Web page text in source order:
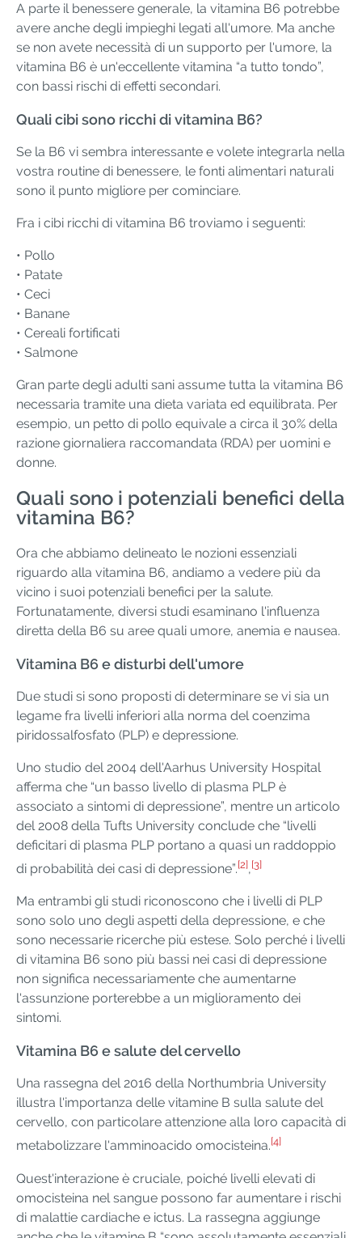
A parte il benessere generale, la vitamina B6 potrebbe
avere anche degli impieghi legati all'umore. Ma anche
se non avete necessità di un supporto per l'umore, la
vitamina B6 è un'eccellente vitamina “a tutto tondo”,
con bassi rischi di effetti secondari.
Quali cibi sono ricchi di vitamina B6?
Se la B6 vi sembra interessante e volete integrarla nella
vostra routine di benessere, le fonti alimentari naturali
sono il punto migliore per cominciare.
Fra i cibi ricchi di vitamina B6 troviamo i seguenti:
• Pollo
• Patate
• Ceci
• Banane
• Cereali fortificati
• Salmone
Gran parte degli adulti sani assume tutta la vitamina B6
necessaria tramite una dieta variata ed equilibrata. Per
esempio, un petto di pollo equivale a circa il 30% della
razione giornaliera raccomandata (RDA) per uomini e
donne.
Quali sono i potenziali benefici della
vitamina B6?
Ora che abbiamo delineato le nozioni essenziali
riguardo alla vitamina B6, andiamo a vedere più da
vicino i suoi potenziali benefici per la salute.
Fortunatamente, diversi studi esaminano l'influenza
diretta della B6 su aree quali umore, anemia e nausea.
Vitamina B6 e disturbi dell'umore
Due studi si sono proposti di determinare se vi sia un
legame fra livelli inferiori alla norma del coenzima
piridossalfosfato (PLP) e depressione.
Uno studio del 2004 dell'Aarhus University Hospital
afferma che “un basso livello di plasma PLP è
associato a sintomi di depressione”, mentre un articolo
del 2008 della Tufts University conclude che “livelli
deficitari di plasma PLP portano a quasi un raddoppio
di probabilità dei casi di depressione”.[2] ,[3]
Ma entrambi gli studi riconoscono che i livelli di PLP
sono solo uno degli aspetti della depressione, e che
sono necessarie ricerche più estese. Solo perché i livelli
di vitamina B6 sono più bassi nei casi di depressione
non significa necessariamente che aumentarne
l'assunzione porterebbe a un miglioramento dei
sintomi.
Vitamina B6 e salute del cervello
Una rassegna del 2016 della Northumbria University
illustra l'importanza delle vitamine B sulla salute del
cervello, con particolare attenzione alla loro capacità di
metabolizzare l'amminoacido omocisteina.[4]
Quest'interazione è cruciale, poiché livelli elevati di
omocisteina nel sangue possono far aumentare i rischi
di malattie cardiache e ictus. La rassegna aggiunge